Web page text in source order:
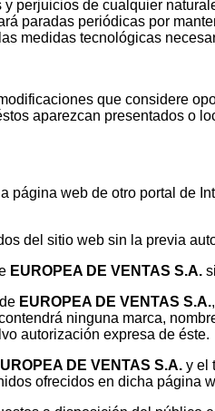
perjuicios de cualquier
paradas periódicas por
medidas tecnológicas
que considere
aparezcan presentados o
página web de otro portal de
del sitio web sin la previa
EUROPEA DE VENTAS S.A.
EUROPEA DE VENTAS S.A.
ninguna marca,
autorización expresa de éste.
DE VENTAS S.A. y el
ofrecidos en dicha página